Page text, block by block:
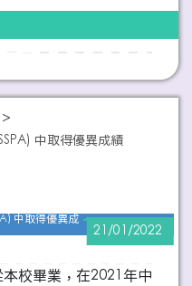
中取得優異成績
中取得優異成
21/01/2022
校畢業，在2021年中